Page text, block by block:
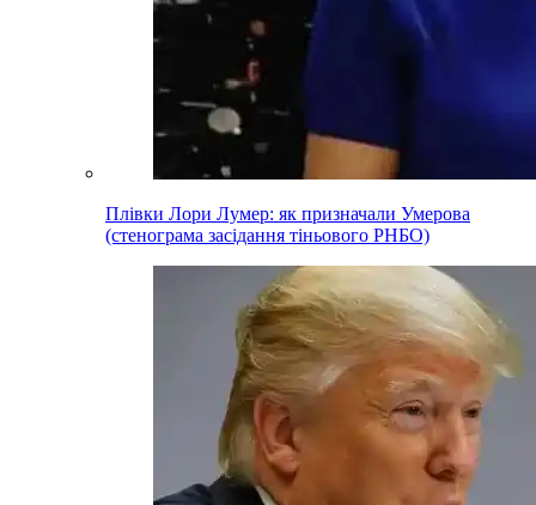
Плівки Лори Лумер: як призначали Умерова
(стенограма засідання тіньового РНБО)